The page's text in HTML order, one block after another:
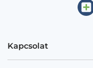
Kapcsolat